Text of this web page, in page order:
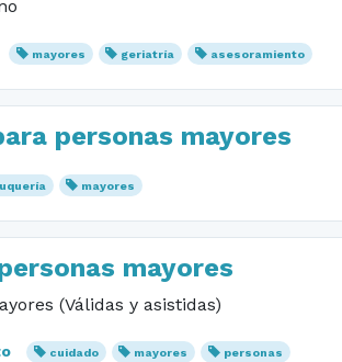
mayores geriatría asesoramiento
personas mayores
mayores
mayores
(Válidas y asistidas)
cuidado mayores personas